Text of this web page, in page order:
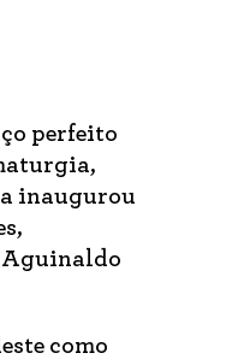
perfeito
inaugurou
Aguinaldo
como